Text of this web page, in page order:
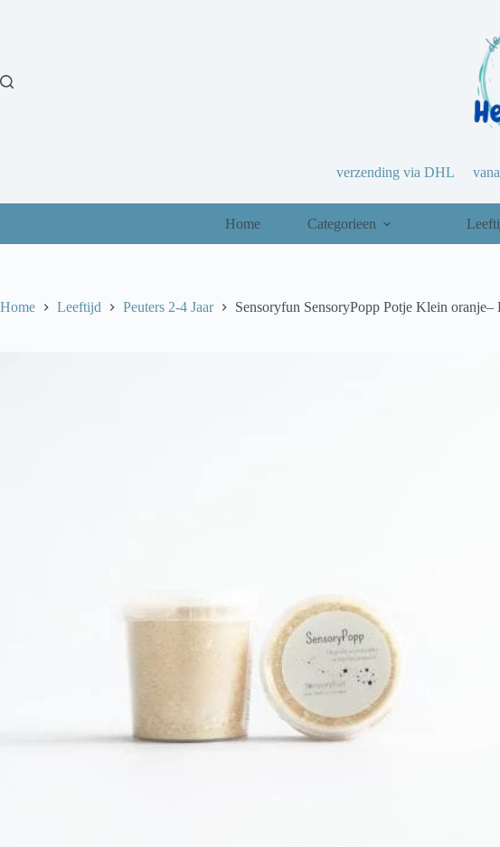
verzending via DHL vanaf
Home Categorieen
Home Leeftijd Peuters 2-4 Jaar Sensoryfun SensoryPopp Potje Klein